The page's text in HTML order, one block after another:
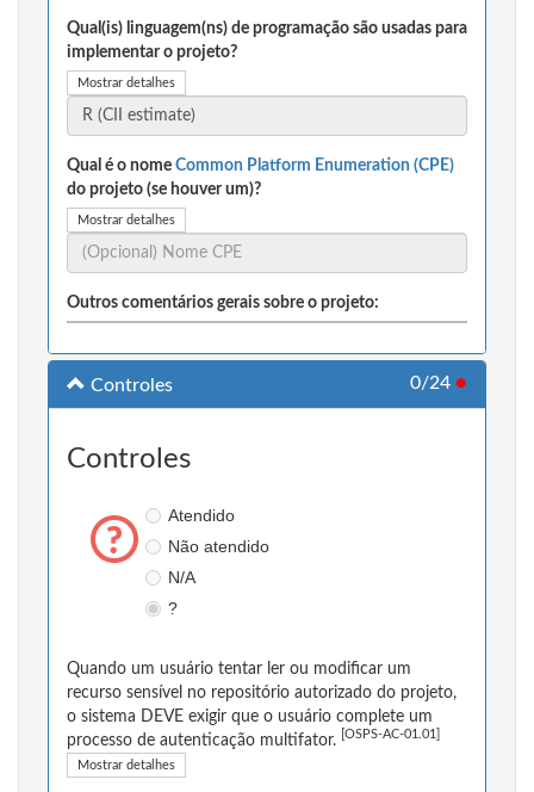
Qual(is) linguagem(ns) de programação são usadas para
implementar o projeto?
Mostrar detalhes
Qual é o nome Common Platform Enumeration (CPE)
do projeto (se houver um)?
Mostrar detalhes
Outros comentários gerais sobre o projeto:
Controles 0/24 ●
Controles
Atendido
Não atendido
N/A
?
Quando um usuário tentar ler ou modificar um
recurso sensível no repositório autorizado do projeto,
o sistema DEVE exigir que o usuário complete um
processo de autenticação multifator.
[OSPS-AC-01.01]
Mostrar detalhes